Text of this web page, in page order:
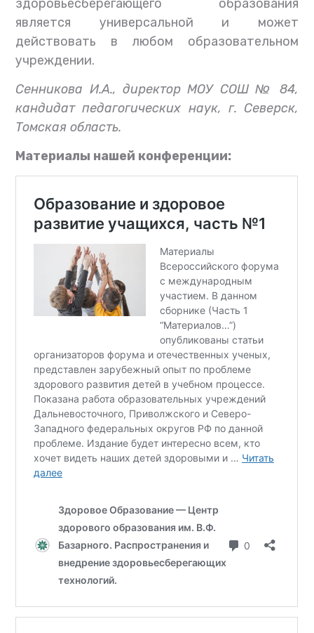
здоровьесберегающего образования
является универсальной и может
действовать в любом образовательном
учреждении.
Сенникова И.А., директор МОУ СОШ № 84,
кандидат педагогических наyк, г. Северск,
Томская область.
Материалы нашей конференции: